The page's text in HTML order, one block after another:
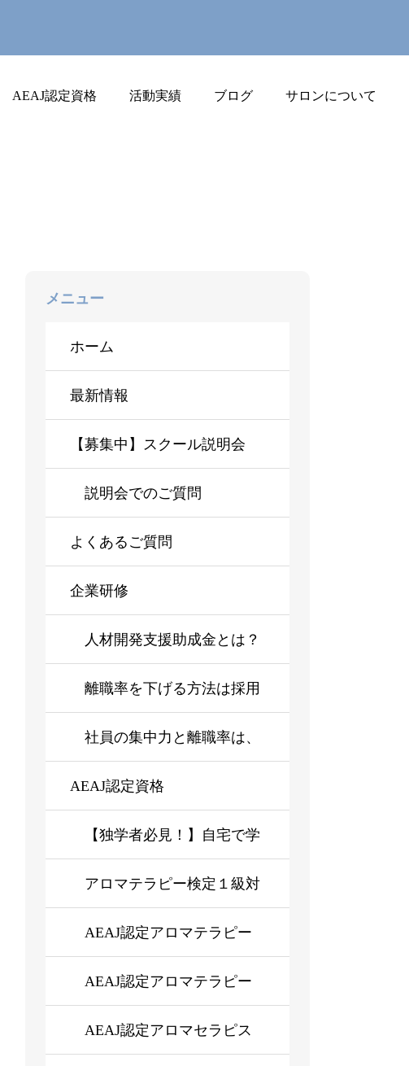
AEAJ認定資格 活動実績 ブログ サロンについて
メニュー
ホーム
最新情報
【募集中】スクール説明会
説明会でのご質問
よくあるご質問
企業研修
人材開発支援助成金とは？
企業研修を導入しやすくす
る仕組みをわかりやすく解
説
離職率を下げる方法は採用
ではなく状態管理にある
社員の集中力と離職率は、
なぜ下がるのか？企業に必
要なストレスマネジメント
研修とは？
AEAJ認定資格
【独学者必見！】自宅で学
ぶAEAJアロマテラピーイ
ンストラクター、アロマセ
ラピスト資格取得の新コー
ス登場！
アロマテラピー検定１級対
応講座【オンデマンド or
対面】
AEAJ認定アロマテラピー
アドバイザー資格対応講座
AEAJ認定アロマテラピー
インストラクター資格対応
AEAJ認定アロマセラピス